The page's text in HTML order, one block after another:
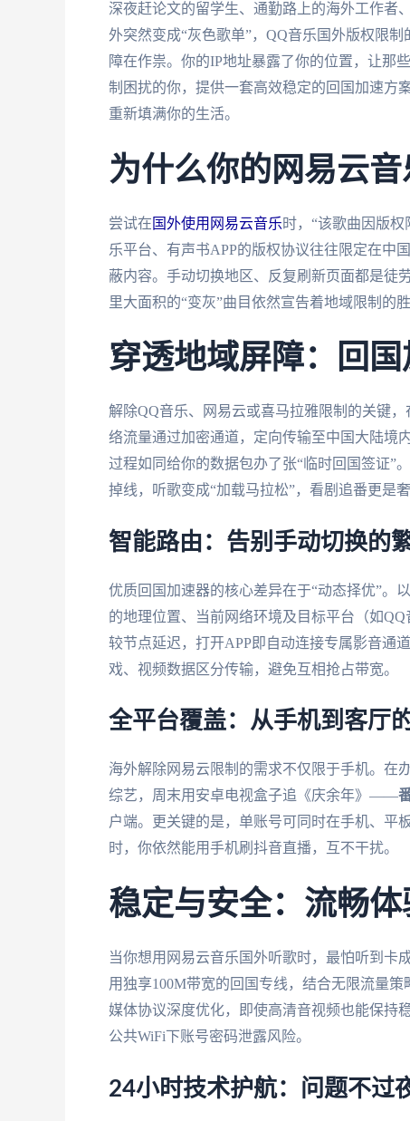
深夜赶论文的留学生、通勤路上的海外工作
外突然变成“灰色歌单”，QQ音乐国外版权限
障在作祟。你的IP地址暴露了你的位置，让那
制困扰的你，提供一套高效稳定的回国加速方
重新填满你的生活。
为什么你的网易云音
尝试在 国外使用网易云音乐时，“该歌曲因版
乐平台、有声书APP的版权协议往往限定在中
蔽内容。手动切换地区、反复刷新页面都是徒
里大面积的“变灰”曲目依然宣告着地域限制的胜
穿透地域屏障：回
解除QQ音乐、网易云或喜马拉雅限制的关键
络流量通过加密通道，定向传输至中国大陆境
过程如同给你的数据包办了张“临时回国签证”
掉线，听歌变成“加载马拉松”，看剧追番更是奢
智能路由：告别手动切换的
优质回国加速器的核心差异在于“动态择优”。以
的地理位置、当前网络环境及目标平台（如
较节点延迟，打开APP即自动连接专属影音通
戏、视频数据区分传输，避免互相抢占带宽。
全平台覆盖：从手机到客厅
海外解除网易云限制的需求不仅限于手机。在
综艺，周末用安卓电视盒子追《庆余年》——
户端。更关键的是，单账号可同时在手机、平
时，你依然能用手机刷抖音直播，互不干扰。
稳定与安全：流畅
当你想用网易云音乐国外听歌时，最怕听到卡
用独享100M带宽的回国专线，结合无限流量
媒体协议深度优化，即使高清音视频也能保持
公共WiFi下账号密码泄露风险。
24小时技术护航：问题不过